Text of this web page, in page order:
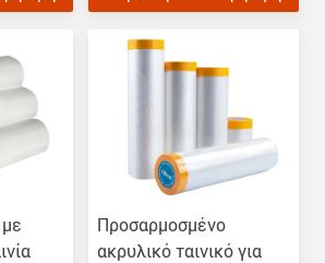
Προσαρμοσμένο
ακρυλικό ταινικό για